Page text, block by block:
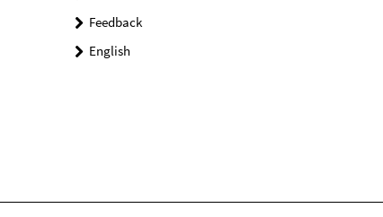
Feedback
English